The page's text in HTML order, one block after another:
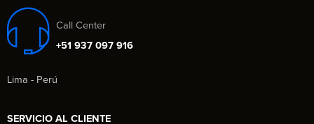
Call Center
+51 937 097 916
Lima - Perú
SERVICIO AL CLIENTE